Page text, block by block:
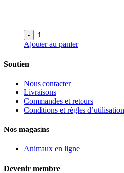
-
Ajouter au panier
Soutien
Nous contacter
Livraisons
Commandes et retours
Conditions et règles d’utilisation
Nos magasins
Animaux en ligne
Devenir membre